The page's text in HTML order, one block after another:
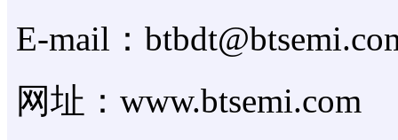
E-mail：
网址：www.btsemi.com